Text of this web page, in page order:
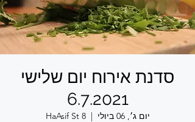
סדנת אירוח יום שלישי
6.7.2021
יום ג׳, 06 ביולי
  |
HaAsif St 8